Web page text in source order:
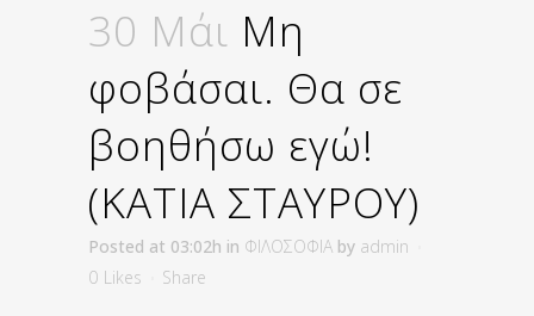
30 Μάι Μη
φοβάσαι. Θα σε
βοηθήσω εγώ!
(ΚΑΤΙΑ ΣΤΑΥΡΟΥ)
Posted at 03:02h in ΦΙΛΟΣΟΦΙΑ by admin
0 Likes Share